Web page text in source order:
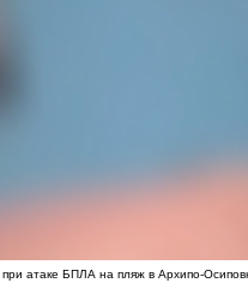
атаке БПЛА на пляж в Архипо-